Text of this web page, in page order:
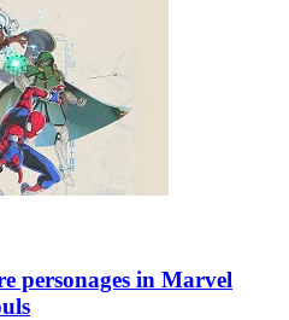
personages in Marvel